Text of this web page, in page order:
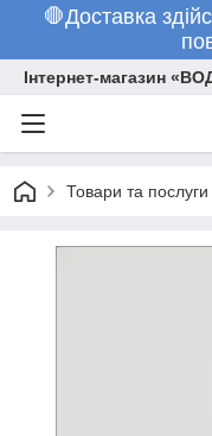
🛑Доставка
Інтернет-магазин
Товари та послуги